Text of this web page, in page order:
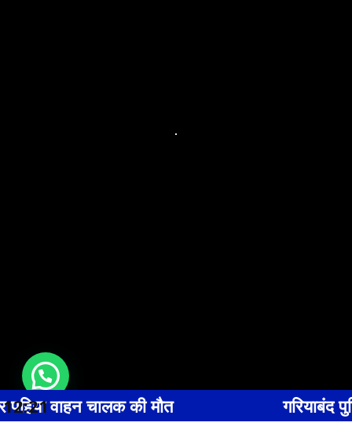
गरियाबंद पुलिस की अपील सुरक्षा के
12:21